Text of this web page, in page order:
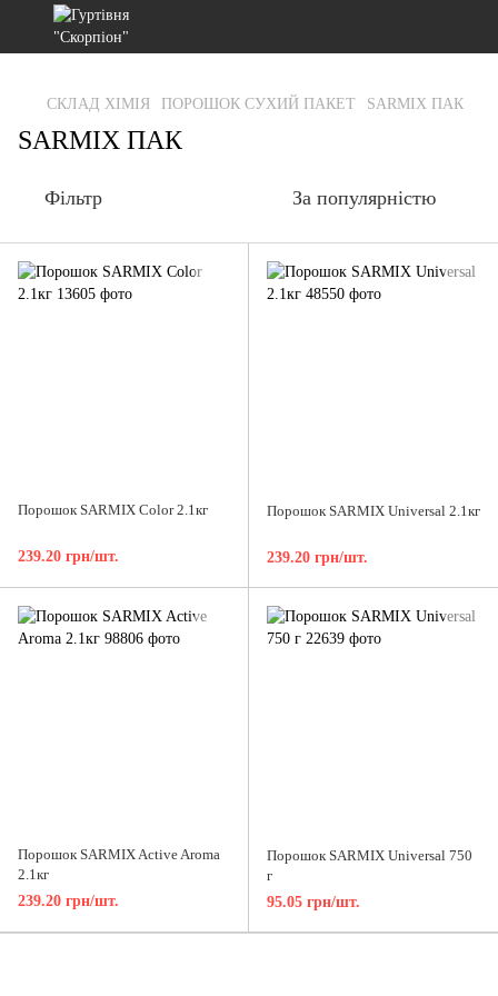
gtag('js', new Date()); gtag('config', 'G-RFXCKGNRF7');
СКЛАД ХІМІЯ ПОРОШОК СУХИЙ ПАКЕТ SARMIX ПАК
SARMIX ПАК
Фільтр За популярністю
Порошок SARMIX Color 2.1кг
239.20 грн/шт.
Порошок SARMIX Universal 2.1кг
239.20 грн/шт.
Порошок SARMIX Active Aroma
2.1кг
239.20 грн/шт.
Порошок SARMIX Universal 750
г
95.05 грн/шт.